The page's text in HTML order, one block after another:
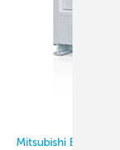
Mitsubishi Electric